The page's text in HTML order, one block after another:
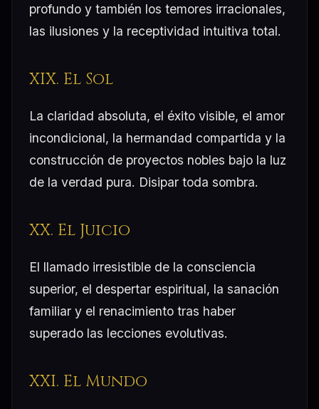
profundo y también los temores irracionales,
las ilusiones y la receptividad intuitiva total.
XIX. El Sol
La claridad absoluta, el éxito visible, el amor
incondicional, la hermandad compartida y la
construcción de proyectos nobles bajo la luz
de la verdad pura. Disipar toda sombra.
XX. El Juicio
El llamado irresistible de la consciencia
superior, el despertar espiritual, la sanación
familiar y el renacimiento tras haber
superado las lecciones evolutivas.
XXI. El Mundo